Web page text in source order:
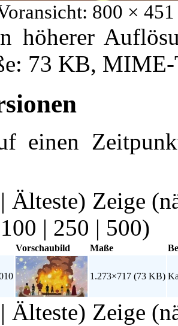
800 ×
höherer
73 KB,
einen
Älteste) Zeige
100 | 250 | 500)
Vorschaubild Maße
1.273×717 (73 KB)
Älteste) Zeige